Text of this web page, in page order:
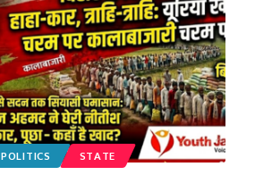
POLITICS STATE